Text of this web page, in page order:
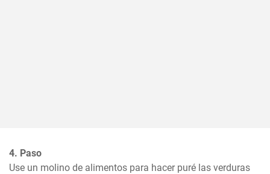
4. Paso
Use un molino de alimentos para hacer puré las verduras